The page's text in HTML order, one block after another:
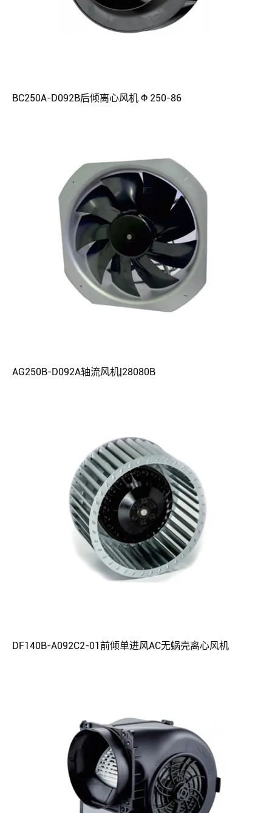
BC250A-D092B后倾离心风机 Φ 250-86
AG250B-D092A轴流风机|28080B
DF140B-A092C2-01前倾单进风AC无蜗壳离心风机